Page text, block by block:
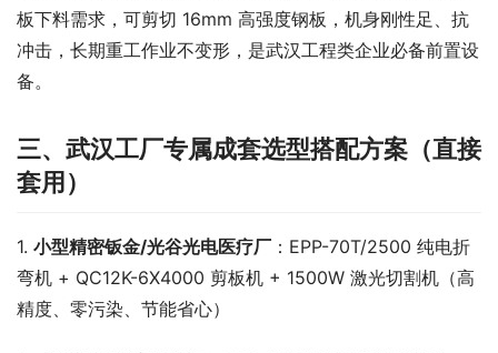
板下料需求，可剪切 16mm 高强度钢板，机身刚性足、抗
冲击，长期重工作业不变形，是武汉工程类企业必备前置设
备。
三、武汉工厂专属成套选型搭配方案（直接
套用）
1. 小型精密钣金/光谷光电医疗厂 ：EPP-70T/2500 纯电折
弯机 + QC12K-6X4000 剪板机 + 1500W 激光切割机（高
精度、零污染、节能省心）